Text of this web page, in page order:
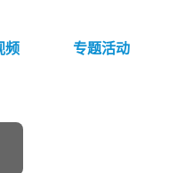
频 专题活动